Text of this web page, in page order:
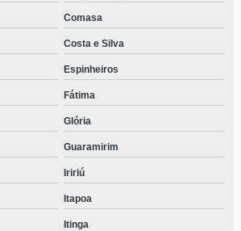
Comasa
Costa e Silva
Espinheiros
Fátima
Glória
Guaramirim
Iririú
Itapoa
Itinga